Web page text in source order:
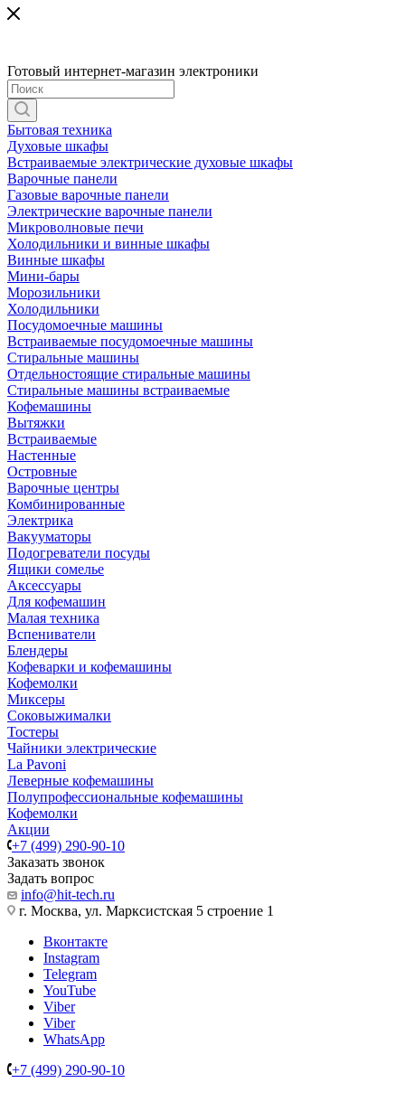
Готовый интернет-магазин электроники
Бытовая техника
Духовые шкафы
Встраиваемые электрические духовые шкафы
Варочные панели
Газовые варочные панели
Электрические варочные панели
Микроволновые печи
Холодильники и винные шкафы
Винные шкафы
Мини-бары
Морозильники
Холодильники
Посудомоечные машины
Встраиваемые посудомоечные машины
Стиральные машины
Отдельностоящие стиральные машины
Стиральные машины встраиваемые
Кофемашины
Вытяжки
Встраиваемые
Настенные
Островные
Варочные центры
Комбинированные
Электрика
Вакууматоры
Подогреватели посуды
Ящики сомелье
Аксессуары
Для кофемашин
Малая техника
Вспениватели
Блендеры
Кофеварки и кофемашины
Кофемолки
Миксеры
Соковыжималки
Тостеры
Чайники электрические
La Pavoni
Леверные кофемашины
Полупрофессиональные кофемашины
Кофемолки
Акции
+7 (499) 290-90-10
Заказать звонок
Задать вопрос
info@hit-tech.ru
г. Москва, ул. Марксистская 5 строение 1
Вконтакте
Instagram
Telegram
YouTube
Viber
Viber
WhatsApp
+7 (499) 290-90-10